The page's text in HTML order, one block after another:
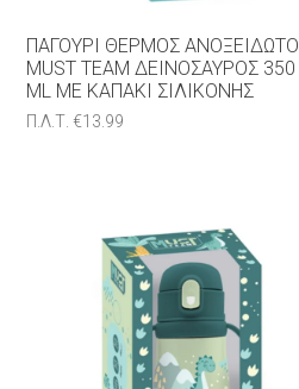
ΠΑΓΟΎΡΙ ΘΕΡΜΌΣ ΑΝΟΞΕΊΔΩΤΟ
MUST TEAM ΔΕΙΝΌΣΑΥΡΟΣ 350
ML ΜΕ ΚΑΠΆΚΙ ΣΙΛΙΚΌΝΗΣ
Π.Λ.Τ. €13.99